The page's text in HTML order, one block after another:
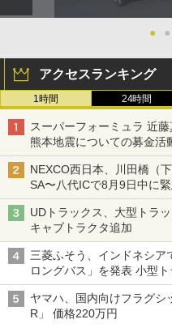
● ●
アクセスランキング
1時間 24時間
スーパーフォーミュラ 近
熊本地震についての募金活
NEXCO西日本、川田橋（
SA〜八代ICで8月9日中に
UDトラックス、大型トラ
キャブトラクタ追加
三菱ふそう、インドネシア
ロングバス」を発表 小型
バス
ヤマハ、国内向けフラグシ
R」 価格220万円